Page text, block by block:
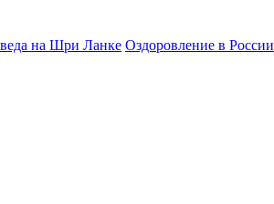
на Шри Ланке Оздоровление в России